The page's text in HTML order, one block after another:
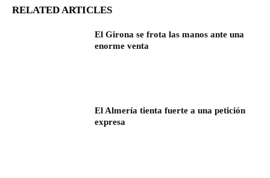
RELATED ARTICLES
El Girona se frota las manos ante una
enorme venta
El Almería tienta fuerte a una petición
expresa